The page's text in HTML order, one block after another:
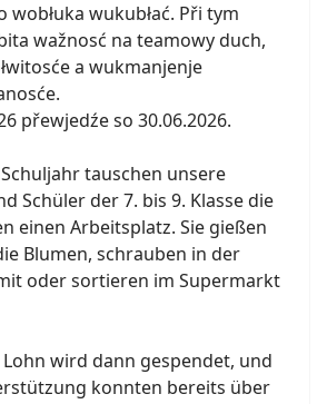
wukubłać. Při tym
wažnosć na teamowy duch,
a wukmanjenje
přewjedźe so 30.06.2026.
tauschen unsere
Schüler der 7. bis 9. Klasse die
einen Arbeitsplatz. Sie gießen
Blumen, schrauben in der
oder sortieren im Supermarkt
wird dann gespendet, und
konnten bereits über